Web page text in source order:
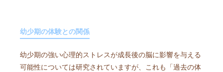
幼少期の体験との関係
幼少期の強い心理的ストレスが成長後の脳に影響を与える
可能性については研究されていますが、これも「過去の体